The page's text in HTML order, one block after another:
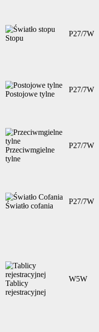
Stopu
P27/7W
Postojowe tylne
P27/7W
Przeciwmgielne
tylne
P27/7W
Światło cofania
P27/7W
Tablicy
rejestracyjnej
W5W